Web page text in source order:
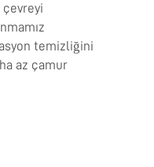
çevreyi
temizliğini
az çamur